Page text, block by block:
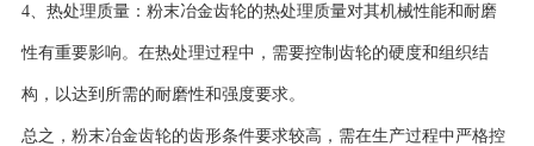
4、热处理质量：粉末冶金齿轮的热处理质量对其机械性能和耐磨
性有重要影响。在热处理过程中，需要控制齿轮的硬度和组织结
构，以达到所需的耐磨性和强度要求。
总之，粉末冶金齿轮的齿形条件要求较高，需在生产过程中严格控